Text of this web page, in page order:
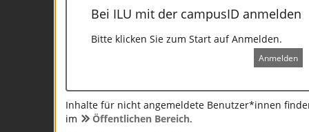
Bei ILU mit der campusID anmelden
Bitte klicken Sie zum Start auf Anmelden.
Anmelden
Inhalte für nicht angemeldete Benutzer*innen
im
Öffentlichen Bereich.